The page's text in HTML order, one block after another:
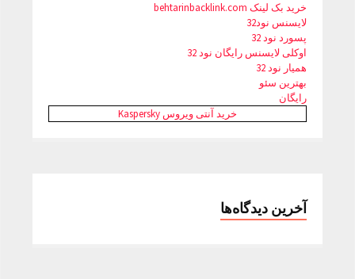
خرید بک لینک behtarinbacklink.com
لایسنس نود32
پسورد نود 32
اوکلی لایسنس رایگان نود 32
همیار نود 32
بهترین سئو
رایگان
خرید آنتی ویروس Kaspersky
آخرین دیدگاه‌ها